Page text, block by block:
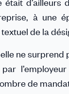
à une
de la
ne surprend
de